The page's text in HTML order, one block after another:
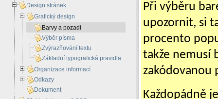
Při výběru
upozornit, si
procento
takže nemusí
zakódovanou
Každopádně
Design stránek
Grafický design
Barvy a pozadí
Výběr písma
Zvýrazňování textu
Základní typografická pravidla
Organizace informací
Odkazy
Dokument